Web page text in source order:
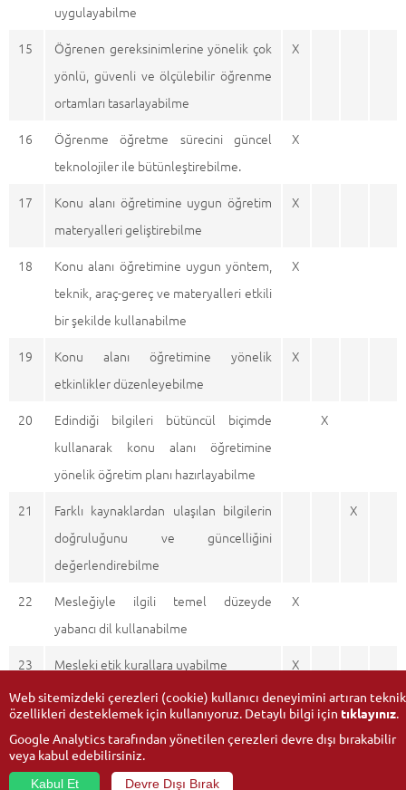
uygulayabilme
15
Öğrenen gereksinimlerine yönelik çok
yönlü, güvenli ve ölçülebilir öğrenme
ortamları tasarlayabilme
X
16
Öğrenme öğretme sürecini güncel
teknolojiler ile bütünleştirebilme.
X
17
Konu alanı öğretimine uygun öğretim
materyalleri geliştirebilme
X
18
Konu alanı öğretimine uygun yöntem,
teknik, araç-gereç ve materyalleri etkili
bir şekilde kullanabilme
X
19
Konu alanı öğretimine yönelik
etkinlikler düzenleyebilme
X
20
Edindiği bilgileri bütüncül biçimde
kullanarak konu alanı öğretimine
yönelik öğretim planı hazırlayabilme
X
21
Farklı kaynaklardan ulaşılan bilgilerin
doğruluğunu ve güncelliğini
değerlendirebilme
X
22
Mesleğiyle ilgili temel düzeyde
yabancı dil kullanabilme
X
23 Mesleki etik kurallara uyabilme X
Web sitemizdeki çerezleri (cookie) kullanıcı deneyimini artıran teknik
özellikleri desteklemek için kullanıyoruz. Detaylı bilgi için tıklayınız.
Google Analytics tarafından yönetilen çerezleri devre dışı bırakabilir
veya kabul edebilirsiniz.
Kabul Et
Devre Dışı Bırak